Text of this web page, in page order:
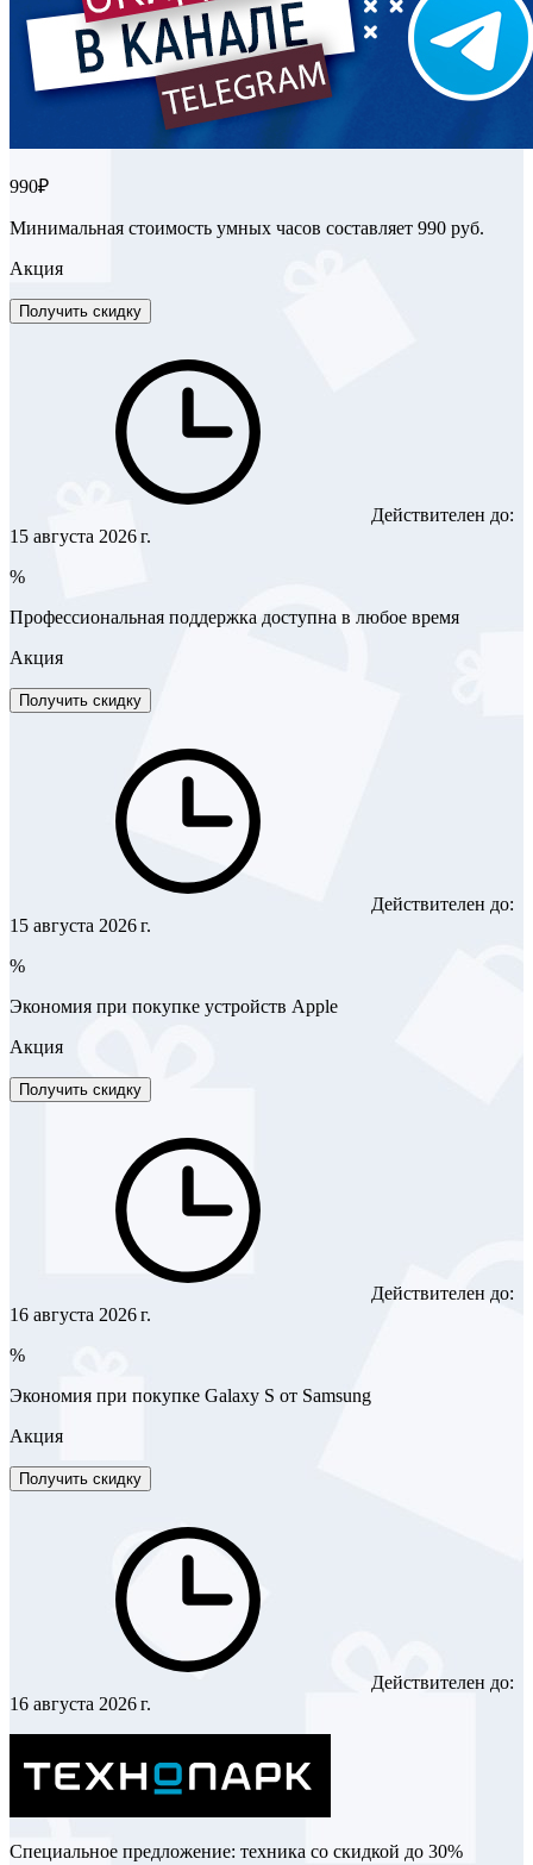
990₽
Минимальная стоимость умных часов составляет 990 руб.
Акция
Получить скидку
Действителен до:
15 августа 2026 г.
%
Профессиональная поддержка доступна в любое время
Акция
Получить скидку
Действителен до:
15 августа 2026 г.
%
Экономия при покупке устройств Apple
Акция
Получить скидку
Действителен до:
16 августа 2026 г.
%
Экономия при покупке Galaxy S от Samsung
Акция
Получить скидку
Действителен до:
16 августа 2026 г.
Специальное предложение: техника со скидкой до 30%